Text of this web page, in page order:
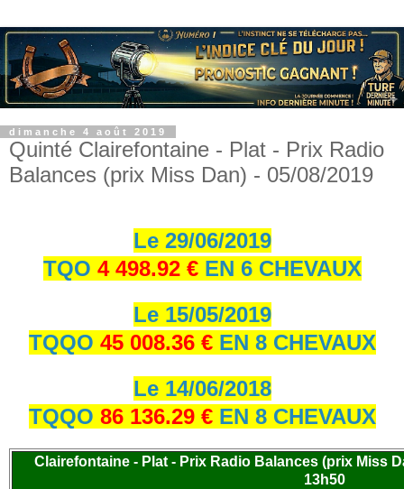
dimanche 4 août 2019
Quinté Clairefontaine - Plat - Prix Radio
Balances (prix Miss Dan) - 05/08/2019
Le 29/06/2019
TQO 4 498.92 €EN 6 CHEVAUX
Le 15/05/2019
TQQO 45 008.36 €EN 8 CHEVAUX
Le 14/06/2018
TQQO 86 136.29 €EN 8 CHEVAUX
Clairefontaine - Plat - Prix Radio Balances (prix Miss
13h50